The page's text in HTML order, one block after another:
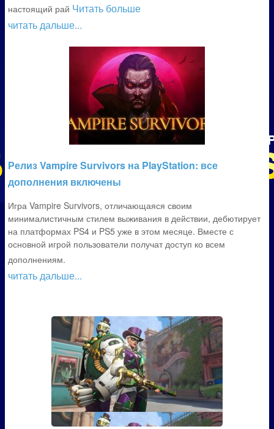
настоящий рай Читать больше
читать дальше...
Релиз Vampire Survivors на PlayStation: все
дополнения включены
Игра Vampire Survivors, отличающаяся своим
минималистичным стилем выживания в действии, дебютирует
на платформах PS4 и PS5 уже в этом месяце. Вместе с
основной игрой пользователи получат доступ ко всем
дополнениям.
читать дальше...